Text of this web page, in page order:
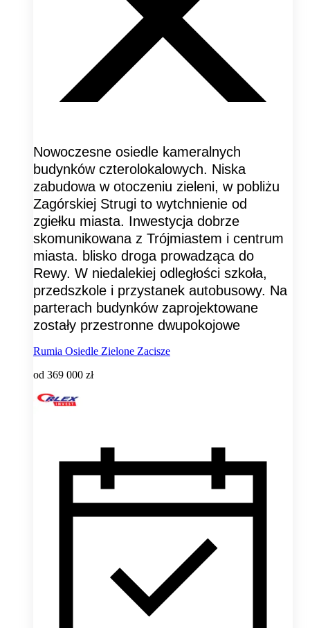
Nowoczesne osiedle kameralnych
budynków czterolokalowych. Niska
zabudowa w otoczeniu zieleni, w pobliżu
Zagórskiej Strugi to wytchnienie od
zgiełku miasta. Inwestycja dobrze
skomunikowana z Trójmiastem i centrum
miasta. blisko droga prowadząca do
Rewy. W niedalekiej odległości szkoła,
przedszkole i przystanek autobusowy. Na
parterach budynków zaprojektowane
zostały przestronne dwupokojowe
Rumia Osiedle Zielone Zacisze
od 369 000 zł